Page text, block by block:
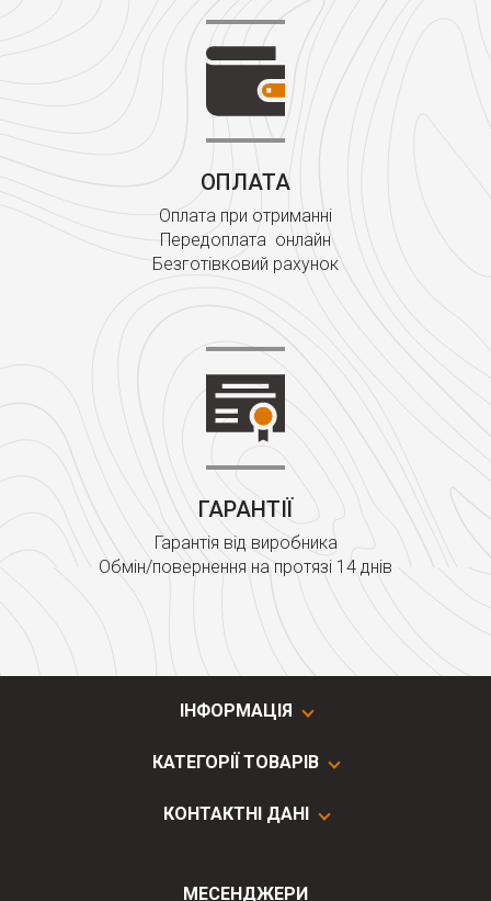
ОПЛАТА
Оплата при отриманні
Передоплата онлайн
Безготівковий рахунок
ГАРАНТІЇ
Гарантія від виробника
Обмін/повернення на протязі 14 днів
ІНФОРМАЦІЯ
КАТЕГОРІЇ ТОВАРІВ
КОНТАКТНІ ДАНІ
МЕСЕНДЖЕРИ